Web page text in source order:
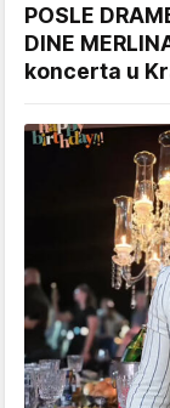
POSLE
DINE
koncerta u